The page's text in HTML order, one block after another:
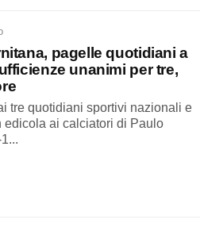
pagelle quotidiani a
unanimi per tre,
tre quotidiani sportivi nazionali e
edicola ai calciatori di Paulo